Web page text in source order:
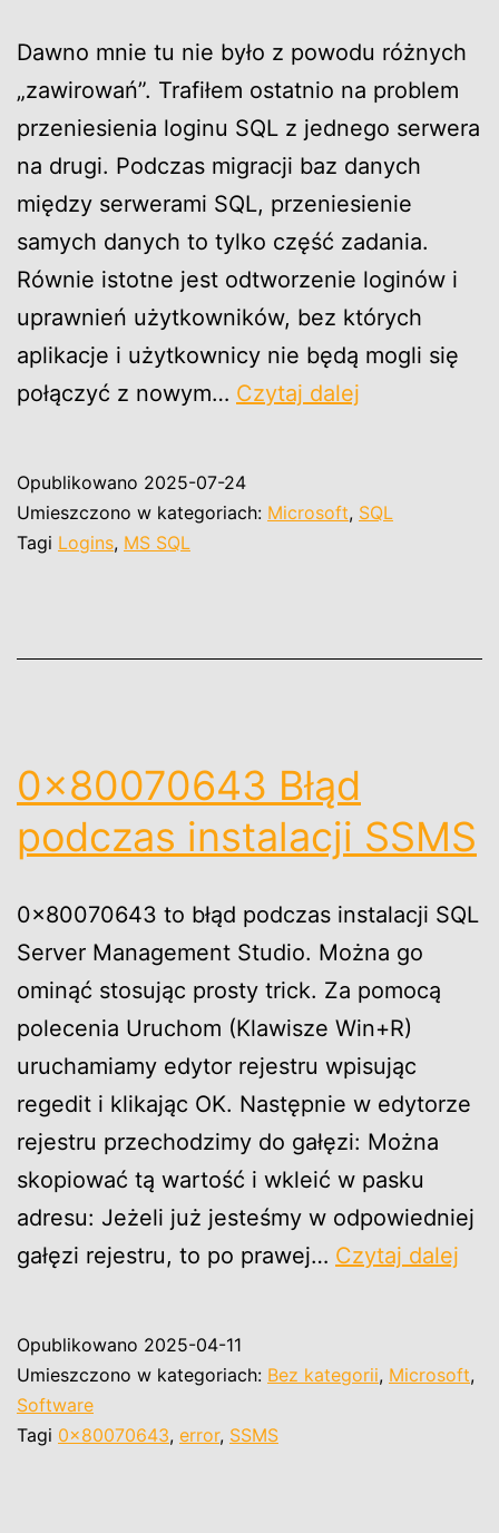
Dawno mnie tu nie było z powodu różnych
„zawirowań”. Trafiłem ostatnio na problem
przeniesienia loginu SQL z jednego serwera
na drugi. Podczas migracji baz danych
między serwerami SQL, przeniesienie
samych danych to tylko część zadania.
Równie istotne jest odtworzenie loginów i
uprawnień użytkowników, bez których
aplikacje i użytkownicy nie będą mogli się
połączyć z nowym… Czytaj dalej
między
hasłami)
Opublikowano 2025-07-24
Umieszczono w kategoriach: Microsoft, SQL
Tagi Logins, MS SQL
0x80070643 Błąd
podczas instalacji SSMS
0x80070643 to błąd podczas instalacji SQL
Server Management Studio. Można go
ominąć stosując prosty trick. Za pomocą
polecenia Uruchom (Klawisze Win+R)
uruchamiamy edytor rejestru wpisując
regedit i klikając OK. Następnie w edytorze
rejestru przechodzimy do gałęzi: Można
skopiować tą wartość i wkleić w pasku
adresu: Jeżeli już jesteśmy w odpowiedniej
gałęzi rejestru, to po prawej… Czytaj dalej
Opublikowano 2025-04-11
Umieszczono w kategoriach: Bez kategorii, Microsoft,
Software
Tagi 0x80070643, error, SSMS